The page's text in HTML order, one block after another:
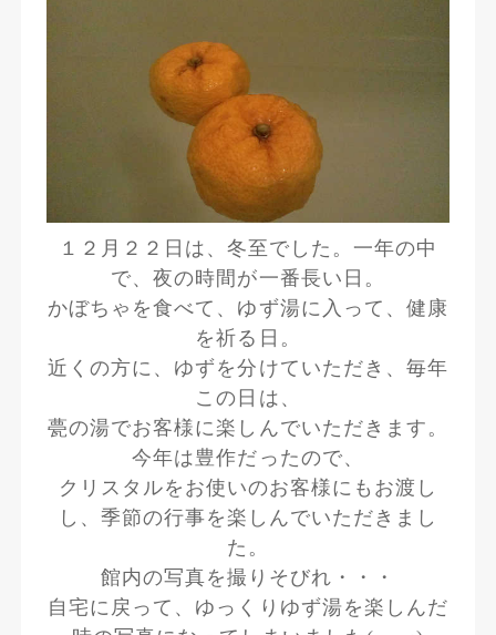
１２月２２日は、冬至でした。一年の中
で、夜の時間が一番長い日。
かぼちゃを食べて、ゆず湯に入って、健康
を祈る日。
近くの方に、ゆずを分けていただき、毎年
この日は、
甍の湯でお客様に楽しんでいただきます。
今年は豊作だったので、
クリスタルをお使いのお客様にもお渡し
し、季節の行事を楽しんでいただきまし
た。
館内の写真を撮りそびれ・・・
自宅に戻って、ゆっくりゆず湯を楽しんだ